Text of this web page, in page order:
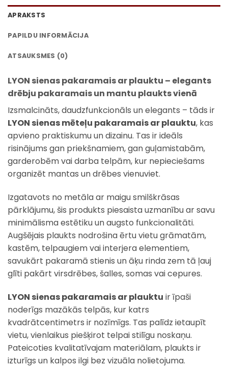
APRAKSTS
PAPILDU INFORMĀCIJA
ATSAUKSMES (0)
LYON sienas pakaramais ar plauktu – elegants
drēbju pakaramais un mantu plaukts vienā
Izsmalcināts, daudzfunkcionāls un elegants – tāds ir
LYON sienas mēteļu pakaramais ar plauktu, kas
apvieno praktiskumu un dizainu. Tas ir ideāls
risinājums gan priekšnamiem, gan guļamistabām,
garderobēm vai darba telpām, kur nepieciešams
organizēt mantas un drēbes vienuviet.
Izgatavots no metāla ar maigu smilškrāsas
pārklājumu, šis produkts piesaista uzmanību ar savu
minimālisma estētiku un augsto funkcionalitāti.
Augšējais plaukts nodrošina ērtu vietu grāmatām,
kastēm, telpaugiem vai interjera elementiem,
savukārt pakaramā stienis un āķu rinda zem tā ļauj
glīti pakārt virsdrēbes, šalles, somas vai cepures.
LYON sienas pakaramais ar plauktu ir īpaši
noderīgs mazākās telpās, kur katrs
kvadrātcentimetrs ir nozīmīgs. Tas palīdz ietaupīt
vietu, vienlaikus piešķirot telpai stilīgu noskaņu.
Pateicoties kvalitatīvajam materiālam, plaukts ir
izturīgs un kalpos ilgi bez vizuāla nolietojuma.